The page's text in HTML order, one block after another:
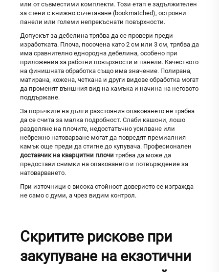
или от съвместими комплекти. Този етап е задължителен
за стени с книжно съчетаване (bookmatched), островни
панели или големи непрекъснати повърхности.
Допускът за дебелина трябва да се провери преди
изработката. Плоча, посочена като 2 см или 3 см, трябва да
има сравнително еднородна дебелина, особено при
приложения за работни повърхности и панели. Качеството
на финишната обработка също има значение. Полирана,
матирана, кожена, четкана и други видове обработка могат
да променят външния вид на камъка и начина на неговото
поддържане.
За поръчките на дълги разстояния опаковането не трябва
да се счита за малка подробност. Слаби кашони, лошо
разделяне на плочите, недостатъчно усилване или
небрежно натоварване могат да повредят премиалния
камък още преди да стигне до купувача. Професионален
доставчик на кварцитни плочи трябва да може да
предостави снимки на опаковането и потвърждение за
натоварването.
При източници с висока стойност доверието се изгражда
не само с думи, а чрез видим контрол.
Скритите рискове при
закупуване на екзотични